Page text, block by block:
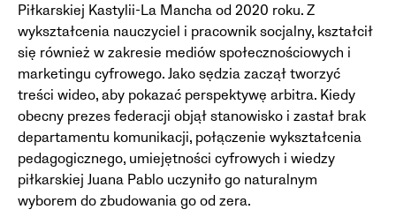
Piłkarskiej Kastylii-La Mancha od 2020 roku. Z
wykształcenia nauczyciel i pracownik socjalny, kształcił
się również w zakresie mediów społecznościowych i
marketingu cyfrowego. Jako sędzia zaczął tworzyć
treści wideo, aby pokazać perspektywę arbitra. Kiedy
obecny prezes federacji objął stanowisko i zastał brak
departamentu komunikacji, połączenie wykształcenia
pedagogicznego, umiejętności cyfrowych i wiedzy
piłkarskiej Juana Pablo uczyniło go naturalnym
wyborem do zbudowania go od zera.